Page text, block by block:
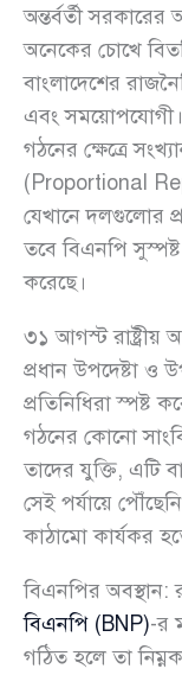
অন্তর্বর্তী সরকারের
অনেকের চোখে
বাংলাদেশের
এবং সময়োপযোগী।
গঠনের ক্ষেত্রে
(Proportional
যেখানে দলগুলোর
তবে বিএনপি সুস্পষ্ট
করেছে।
৩১ আগস্ট রাষ্ট্রীয়
প্রধান উপদেষ্টা ও
প্রতিনিধিরা স্পষ্ট
গঠনের কোনো
তাদের যুক্তি, এটি
সেই পর্যায়ে
কাঠামো কার্যকর
বিএনপির অবস্থান:
বিএনপি (BNP)-র
গঠিত হলে তা